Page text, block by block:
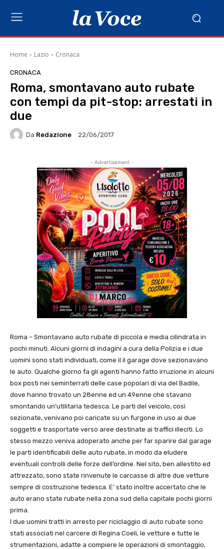
Home Lazio Cronaca
CRONACA
Roma, smontavano auto rubate
con tempi da pit-stop: arrestati in
due
Da Redazione 22/06/2017
- Advertisement -
Roma – Smontavano auto rubate di piccola e media cilindrata in
pochi minuti. Alcuni giorni di indagini a cura della Polizia e i due
uomini sono stati individuati, come il il garage dove sezionavano
le auto. Qualche giorno fa gli agenti hanno fatto irruzione in alcuni
box posti nei seminterrati delle case popolari di via del Badile,
dove hanno trovato un 28enne ed un 49enne che stavano
smontando un’utilitaria tedesca. Le parti del veicolo, così
sezionate, venivano poi caricate su un furgone in uso ai due
soggetti e trasportate verso aree destinate ai traffici illeciti. Lo
stesso mezzo veniva adoperato anche per far sparire dal garage
le parti identificabili delle auto rubate, in modo da eludere
eventuali controlli delle forze dell’ordine. Nel sito, ben allestito ed
attrezzato, sono state rinvenute le carcasse di altre due vetture
sempre di costruzione tedesca. E’ stato inoltre accertato che le
auto erano state rubate nella zona sud della capitale pochi giorni
prima.
I due uomini tratti in arresto per riciclaggio di auto rubate sono
stati associati nel carcere di Regina Coeli, le vetture e tutte le
strumentazioni, adatte a compiere le operazioni di smontaggio,